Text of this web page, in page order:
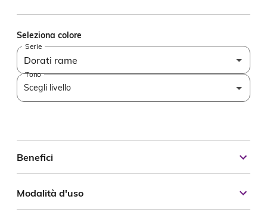
Seleziona colore
Serie
Dorati rame
Tono
Scegli livello
Benefici
Modalità d'uso